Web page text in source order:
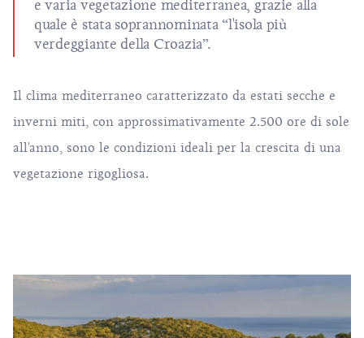
e varia vegetazione mediterranea, grazie alla
quale è stata soprannominata “l'isola più
verdeggiante della Croazia”.
Il clima mediterraneo caratterizzato da estati secche e
inverni miti, con approssimativamente 2.500 ore di sole
all'anno, sono le condizioni ideali per la crescita di una
vegetazione rigogliosa.